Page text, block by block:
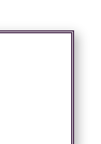
à travers les
compétiteurs